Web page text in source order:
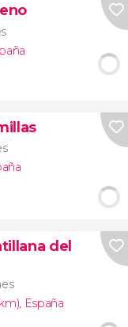
del
, España